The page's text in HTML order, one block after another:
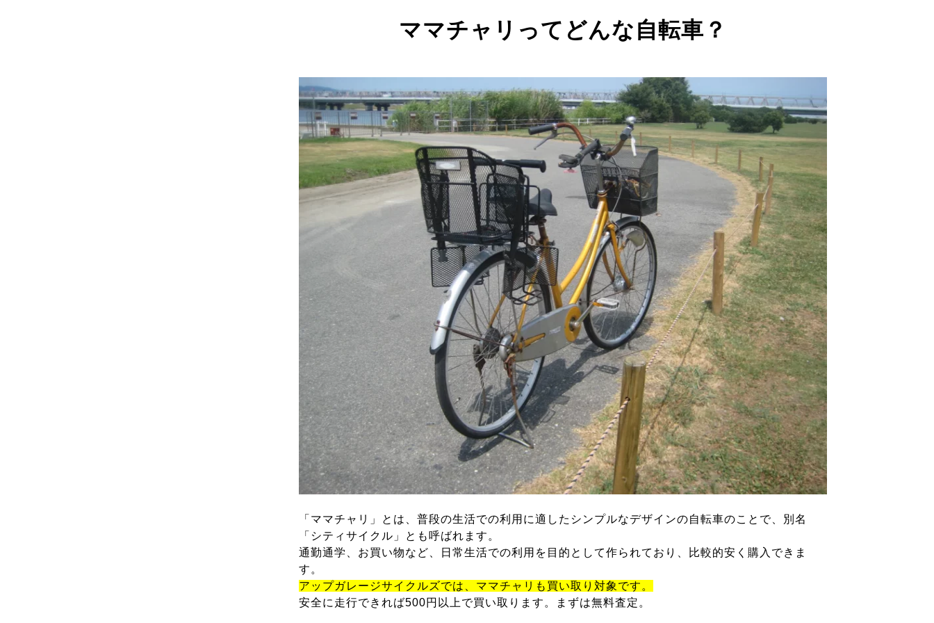
ママチャリってどんな自転車？
「ママチャリ」とは、普段の生活での利用に適したシンプルなデザインの自転車のことで、別名
「シティサイクル」とも呼ばれます。
通勤通学、お買い物など、日常生活での利用を目的として作られており、比較的安く購入できま
す。
アップガレージサイクルズでは、ママチャリも買い取り対象です。
安全に走行できれば500円以上で買い取ります。まずは無料査定。